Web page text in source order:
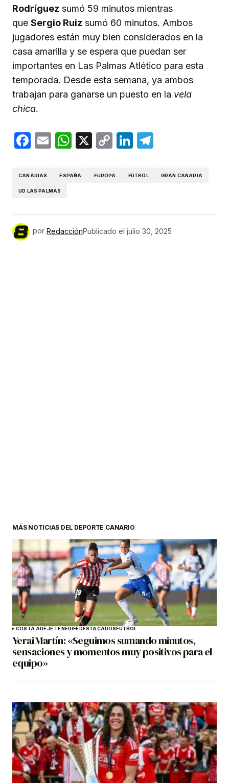
Rodríguez sumó 59 minutos mientras
que Sergio Ruiz sumó 60 minutos. Ambos
jugadores están muy bien considerados en la
casa amarilla y se espera que puedan ser
importantes en Las Palmas Atlético para esta
temporada. Desde esta semana, ya ambos
trabajan para ganarse un puesto en la vela
chica.
Facebook
EmailWhatsApp
X
CopyLinkedIn
CANARIAS ESPAÑA EUROPA FÚTBOL GRAN CANARIA
UD LAS PALMAS
por RedacciónPublicado el julio 30, 2025
MÁS NOTICIAS DEL DEPORTE CANARIO
COSTA ADEJE TENERIFE DESTACADOS FÚTBOL
Yerai Martín: «Seguimos sumando minutos,
sensaciones y momentos muy positivos para el
equipo»